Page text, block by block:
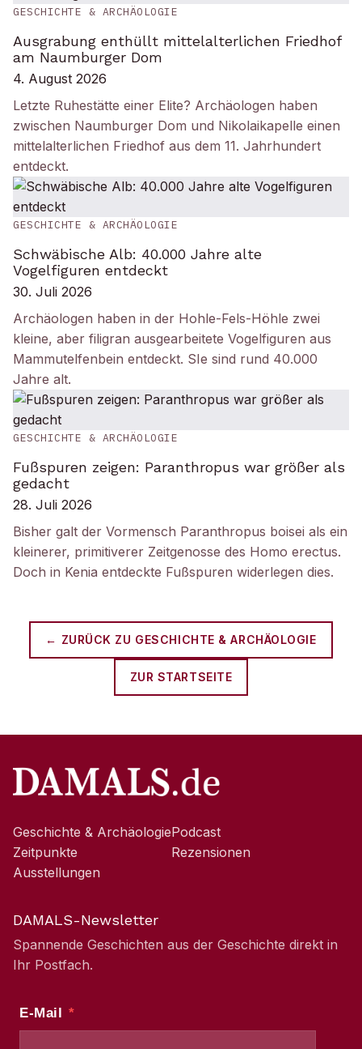
GESCHICHTE & ARCHÄOLOGIE
Ausgrabung enthüllt mittelalterlichen Friedhof
am Naumburger Dom
4. August 2026
Letzte Ruhestätte einer Elite? Archäologen haben
zwischen Naumburger Dom und Nikolaikapelle einen
mittelalterlichen Friedhof aus dem 11. Jahrhundert
entdeckt.
GESCHICHTE & ARCHÄOLOGIE
Schwäbische Alb: 40.000 Jahre alte
Vogelfiguren entdeckt
30. Juli 2026
Archäologen haben in der Hohle-Fels-Höhle zwei
kleine, aber filigran ausgearbeitete Vogelfiguren aus
Mammutelfenbein entdeckt. SIe sind rund 40.000
Jahre alt.
GESCHICHTE & ARCHÄOLOGIE
Fußspuren zeigen: Paranthropus war größer als
gedacht
28. Juli 2026
Bisher galt der Vormensch Paranthropus boisei als ein
kleinerer, primitiverer Zeitgenosse des Homo erectus.
Doch in Kenia entdeckte Fußspuren widerlegen dies.
← ZURÜCK ZU GESCHICHTE & ARCHÄOLOGIE
ZUR STARTSEITE
Geschichte & Archäologie
Zeitpunkte
Ausstellungen
Podcast
Rezensionen
DAMALS-Newsletter
Spannende Geschichten aus der Geschichte direkt in
Ihr Postfach.